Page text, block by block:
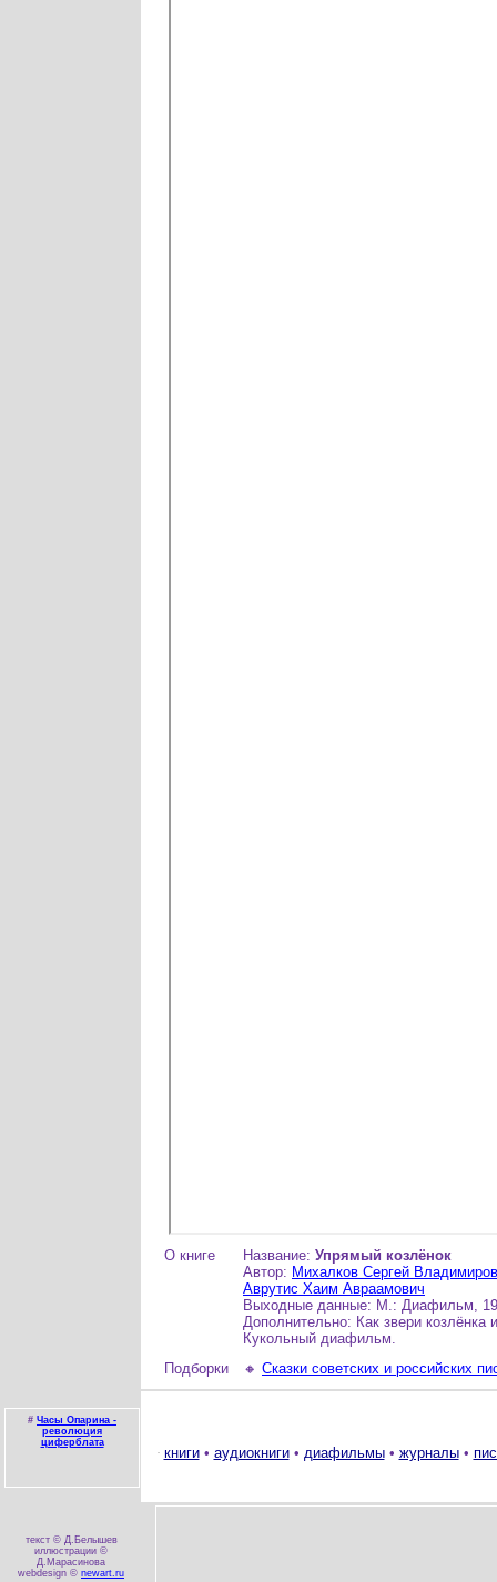
О книге Название: Упрямый козлёнок
Автор: Михалков Сергей
Аврутис Хаим Авраамович
Выходные данные: М.: Диафильм,
Дополнительно: Как звери козлёнка
Кукольный диафильм.
Подборки
🔸 Сказки советских и российских
# Часы Опарина -
революция
циферблата
книги• аудиокниги• диафильмы• журналы•
текст © Д.Белышев
иллюстрации ©
Д.Марасинова
webdesign © newart.ru